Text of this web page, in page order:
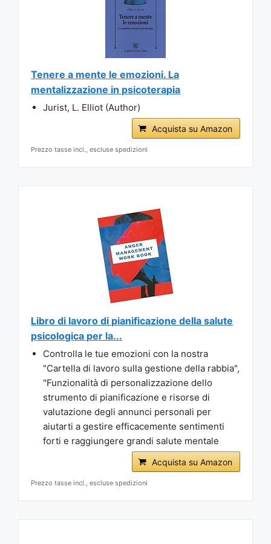
Tenere a mente le emozioni. La
mentalizzazione in psicoterapia
Jurist, L. Elliot (Author)
Acquista su Amazon
Prezzo tasse incl., escluse spedizioni
Libro di lavoro di pianificazione della salute
psicologica per la...
Controlla le tue emozioni con la nostra
"Cartella di lavoro sulla gestione della rabbia",
"Funzionalità di personalizzazione dello
strumento di pianificazione e risorse di
valutazione degli annunci personali per
aiutarti a gestire efficacemente sentimenti
forti e raggiungere grandi salute mentale
Acquista su Amazon
Prezzo tasse incl., escluse spedizioni